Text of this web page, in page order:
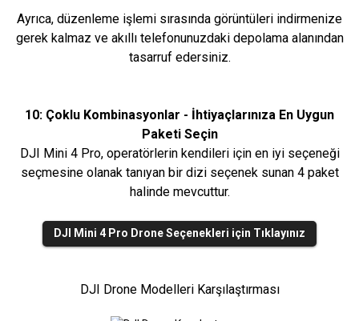
Ayrıca, düzenleme işlemi sırasında görüntüleri indirmenize
gerek kalmaz ve akıllı telefonunuzdaki depolama alanından
tasarruf edersiniz.
10: Çoklu Kombinasyonlar - İhtiyaçlarınıza En Uygun
Paketi Seçin
DJI Mini 4 Pro, operatörlerin kendileri için en iyi seçeneği
seçmesine olanak tanıyan bir dizi seçenek sunan 4 paket
halinde mevcuttur.
DJI Mini 4 Pro Drone Seçenekleri için Tıklayınız
DJI Drone Modelleri Karşılaştırması